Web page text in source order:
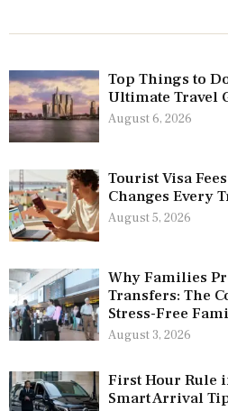
Top Things to
Ultimate Travel
August 6, 2026
Tourist Visa
Changes Every
August 5, 2026
Why Families
Transfers: The
Stress-Free
August 3, 2026
First Hour Rule
Smart Arrival